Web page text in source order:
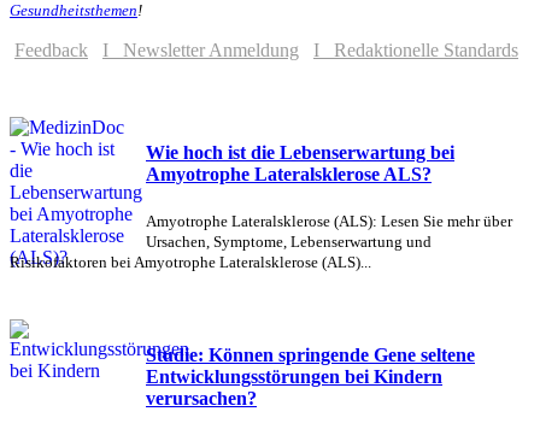
Gesundheitsthemen!
Feedback I Newsletter Anmeldung I Redaktionelle Standards
Wie hoch ist die Lebenserwartung bei
Amyotrophe Lateralsklerose ALS?
Amyotrophe Lateralsklerose (ALS): Lesen Sie mehr über
Ursachen, Symptome, Lebenserwartung und
Risikofaktoren bei Amyotrophe Lateralsklerose (ALS)...
Studie: Können springende Gene seltene
Entwicklungsstörungen bei Kindern
verursachen?